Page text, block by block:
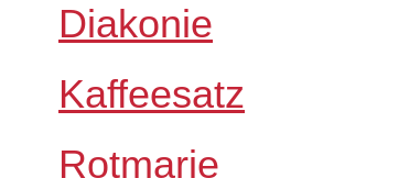
Diakonie
Kaffeesatz
Rotmarie